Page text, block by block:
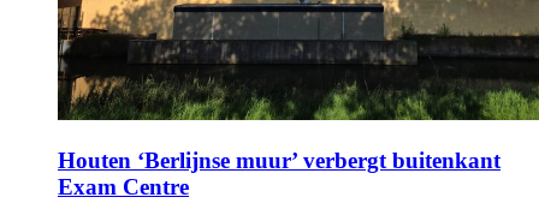
Houten ‘Berlijnse muur’ verbergt buitenkant
Exam Centre